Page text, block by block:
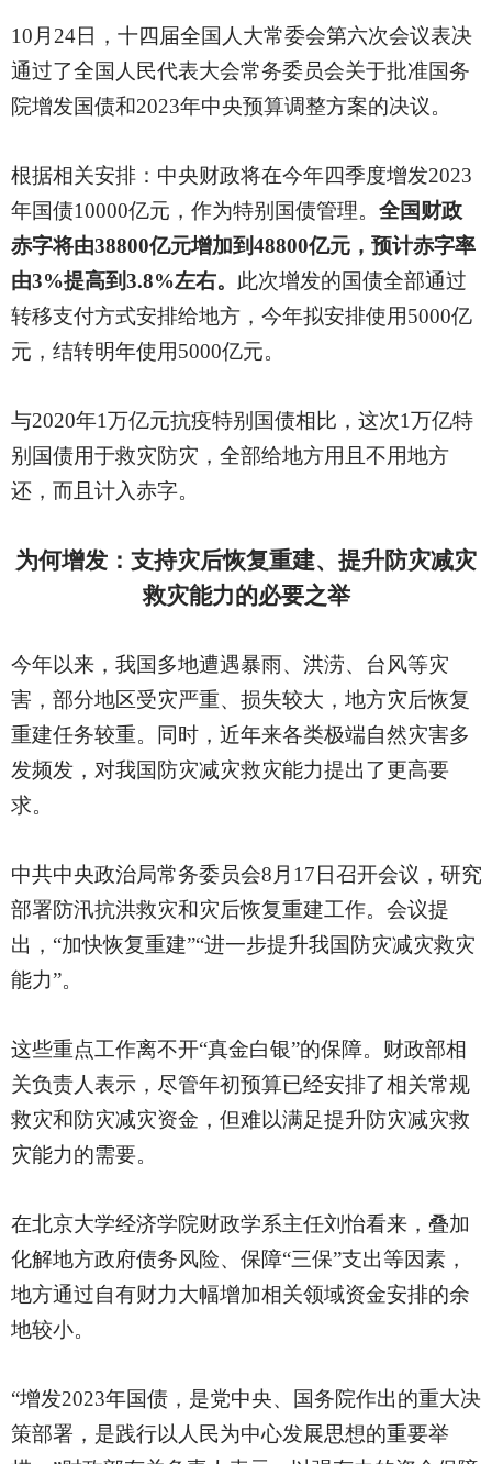
10月24日，十四届全国人大常委会第六次会议表决
通过了全国人民代表大会常务委员会关于批准国务
院增发国债和2023年中央预算调整方案的决议。
根据相关安排：中央财政将在今年四季度增发2023
年国债10000亿元，作为特别国债管理。 全国财政
赤字将由38800亿元增加到48800亿元，预计赤字率
由3%提高到3.8%左右。 此次增发的国债全部通过
转移支付方式安排给地方，今年拟安排使用5000亿
元，结转明年使用5000亿元。
与2020年1万亿元抗疫特别国债相比，这次1万亿特
别国债用于救灾防灾，全部给地方用且不用地方
还，而且计入赤字。
为何增发：支持灾后恢复重建、提升防灾减灾
救灾能力的必要之举
今年以来，我国多地遭遇暴雨、洪涝、台风等灾
害，部分地区受灾严重、损失较大，地方灾后恢复
重建任务较重。同时，近年来各类极端自然灾害多
发频发，对我国防灾减灾救灾能力提出了更高要
求。
中共中央政治局常务委员会8月17日召开会议，研究
部署防汛抗洪救灾和灾后恢复重建工作。会议提
出，“加快恢复重建”“进一步提升我国防灾减灾救灾
能力”。
这些重点工作离不开“真金白银”的保障。财政部相
关负责人表示，尽管年初预算已经安排了相关常规
救灾和防灾减灾资金，但难以满足提升防灾减灾救
灾能力的需要。
在北京大学经济学院财政学系主任刘怡看来，叠加
化解地方政府债务风险、保障“三保”支出等因素，
地方通过自有财力大幅增加相关领域资金安排的余
地较小。
“增发2023年国债，是党中央、国务院作出的重大决
策部署，是践行以人民为中心发展思想的重要举